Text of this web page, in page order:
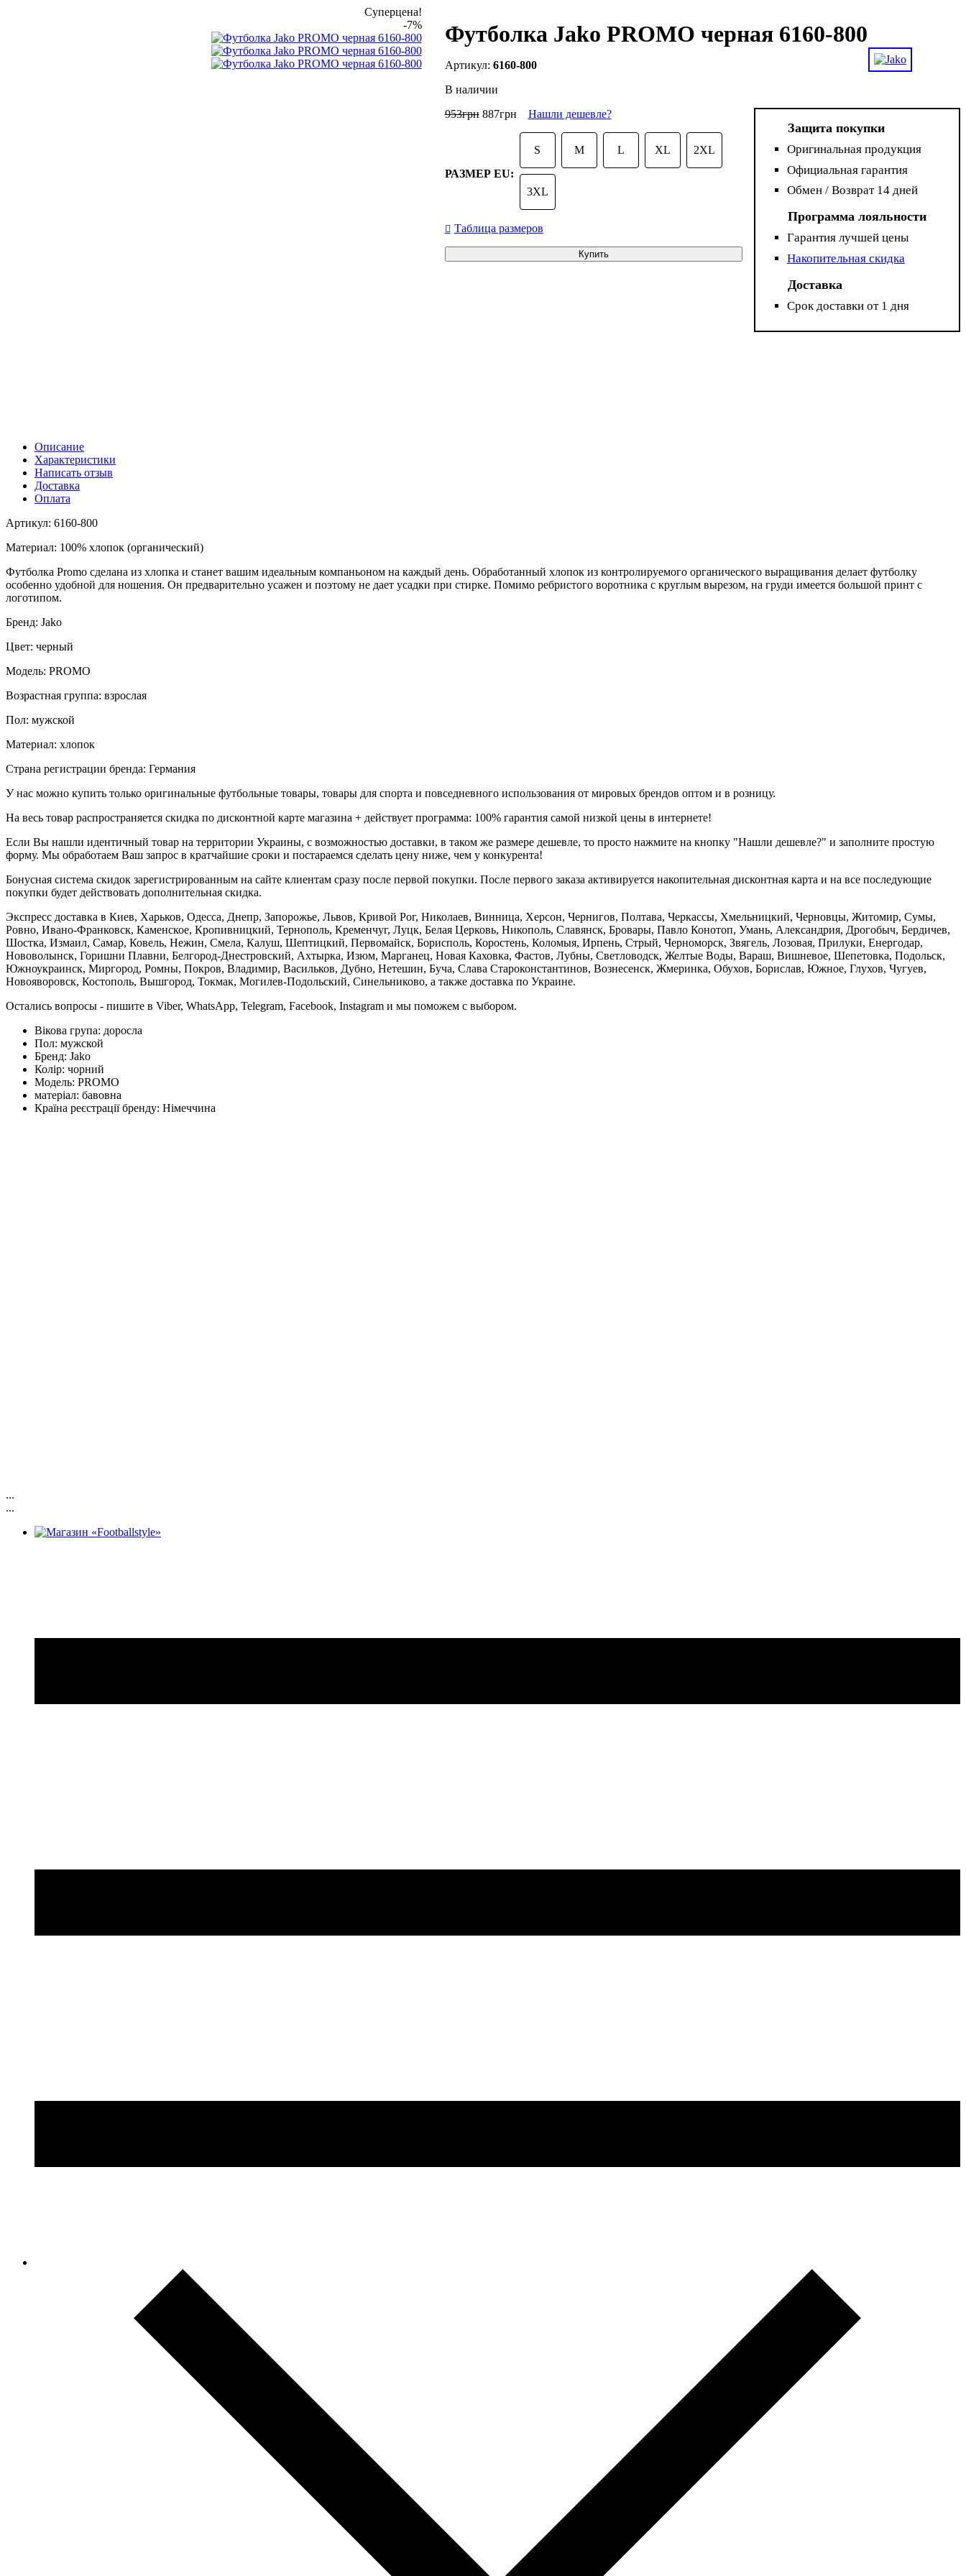
Суперцена!
-7%
Футболка Jako PROMO черная 6160-800
6160-800
В наличии
953грн 887грн Нашли дешевле?
РАЗМЕР EU:
S M L XL 2XL
3XL
Таблица размеров
Купить
Защита покупки
Оригинальная продукция
Официальная гарантия
Обмен / Возврат 14 дней
Программа лояльности
Гарантия лучшей цены
Накопительная скидка
Доставка
Срок доставки от 1 дня
Описание
Характеристики
Написать отзыв
Доставка
Оплата
Артикул: 6160-800
Материал: 100% хлопок (органический)
Футболка Promo сделана из хлопка и станет вашим идеальным компаньоном на каждый день. Обработанный хлопок из контролируемого органического выращивания делает футболку
особенно удобной для ношения. Он предварительно усажен и поэтому не дает усадки при стирке. Помимо ребристого воротника с круглым вырезом, на груди имеется большой принт с
логотипом.
Бренд: Jako
Цвет: черный
Модель: PROMO
Возрастная группа: взрослая
Пол: мужской
Материал: хлопок
Страна регистрации бренда: Германия
У нас можно купить только оригинальные футбольные товары, товары для спорта и повседневного использования от мировых брендов оптом и в розницу.
На весь товар распространяется скидка по дисконтной карте магазина + действует программа: 100% гарантия самой низкой цены в интернете!
Если Вы нашли идентичный товар на территории Украины, с возможностью доставки, в таком же размере дешевле, то просто нажмите на кнопку "Нашли дешевле?" и заполните простую
форму. Мы обработаем Ваш запрос в кратчайшие сроки и постараемся сделать цену ниже, чем у конкурента!
Бонусная система скидок зарегистрированным на сайте клиентам сразу после первой покупки. После первого заказа активируется накопительная дисконтная карта и на все последующие
покупки будет действовать дополнительная скидка.
Экспресс доставка в Киев, Харьков, Одесса, Днепр, Запорожье, Львов, Кривой Рог, Николаев, Винница, Херсон, Чернигов, Полтава, Черкассы, Хмельницкий, Черновцы, Житомир, Сумы,
Ровно, Ивано-Франковск, Каменское, Кропивницкий, Тернополь, Кременчуг, Луцк, Белая Церковь, Никополь, Славянск, Бровары, Павло Конотоп, Умань, Александрия, Дрогобыч, Бердичев,
Шостка, Измаил, Самар, Ковель, Нежин, Смела, Калуш, Шептицкий, Первомайск, Борисполь, Коростень, Коломыя, Ирпень, Стрый, Черноморск, Звягель, Лозовая, Прилуки, Енергодар,
Нововолынск, Горишни Плавни, Белгород-Днестровский, Ахтырка, Изюм, Марганец, Новая Каховка, Фастов, Лубны, Светловодск, Желтые Воды, Вараш, Вишневое, Шепетовка, Подольск,
Южноукраинск, Миргород, Ромны, Покров, Владимир, Васильков, Дубно, Нетешин, Буча, Слава Староконстантинов, Вознесенск, Жмеринка, Обухов, Борислав, Южное, Глухов, Чугуев,
Новояворовск, Костополь, Вышгород, Токмак, Могилев-Подольский, Синельниково, а также доставка по Украине.
Остались вопросы - пишите в Viber, WhatsApp, Telegram, Facebook, Instagram и мы поможем с выбором.
Вікова група: доросла
Пол: мужской
Бренд: Jako
Колір: чорний
Модель: PROMO
матеріал: бавовна
Країна реєстрації бренду: Німеччина
...
...